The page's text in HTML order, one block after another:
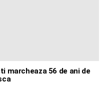
marcheaza 56 de ani de